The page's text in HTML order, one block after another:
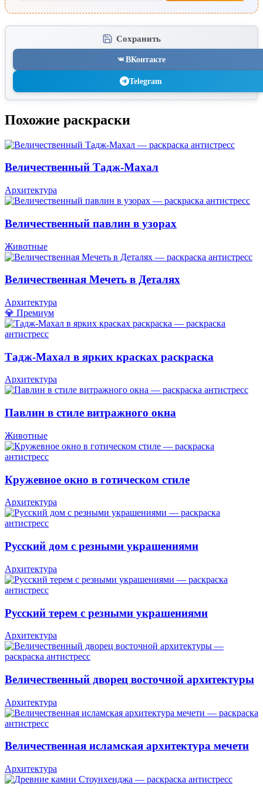
Сохранить
ВКонтакте
Telegram
Похожие раскраски
Величественный Тадж-Махал
Архитектура
Величественный павлин в узорах
Животные
Величественная Мечеть в Деталях
Архитектура
💎 Премиум
Тадж-Махал в ярких красках раскраска
Архитектура
Павлин в стиле витражного окна
Животные
Кружевное окно в готическом стиле
Архитектура
Русский дом с резными украшениями
Архитектура
Русский терем с резными украшениями
Архитектура
Величественный дворец восточной архитектуры
Архитектура
Величественная исламская архитектура мечети
Архитектура